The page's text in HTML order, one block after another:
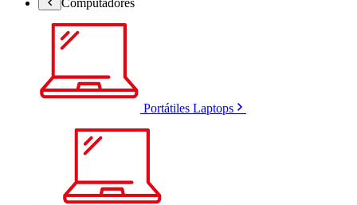
Portátiles Laptops